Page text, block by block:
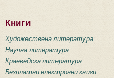
Книги
Художествена литература
Научна литература
Краеведска литература
Безплатни електронни книги